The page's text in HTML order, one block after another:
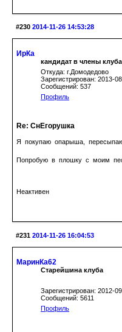
#230 2014-11-26 14:53:28
ИрКа
кандидат в члены клуба
Откуда: г.Домодедово
Зарегистрирован: 2013-
Сообщений: 537
Профиль
Re: СнЕгорушка
Я покупаю опарыша,
Попробую в плошку с моим
Неактивен
#231 2014-11-26 16:04:53
МаринКа62
Старейшина клуба
Зарегистрирован: 2012-
Сообщений: 5611
Профиль